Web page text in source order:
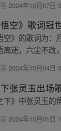
答2024年10月07日
空》歌词冠
空》的歌词为：
离迷，六尘不改
答2024年10月04日
张灵玉出场
下》中张灵玉
2024年10月01日